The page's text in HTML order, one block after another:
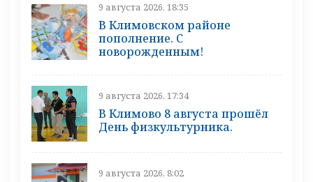
9 августа 2026, 18:35
В Климовском районе
пополнение. С
новорожденным!
9 августа 2026, 17:34
В Климово 8 августа прошёл
День физкультурника.
9 августа 2026, 8:02